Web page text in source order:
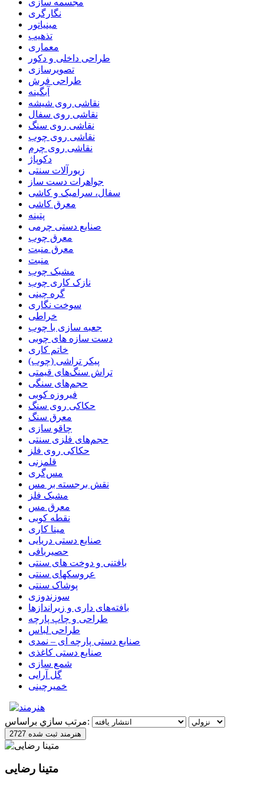
مجسمه سازی
نگارگری
مینیاتور
تذهیب
معماری
طراحی داخلی و دکور
تصویرسازی
طراحی فرش
آبگینه
نقاشی روی شیشه
نقاشی روی سفال
نقاشی روی سنگ
نقاشی روی چوب
نقاشی روی چرم
دکوپاژ
زیورآلات سنتی
جواهرات دست ساز
سفال، سرامیک و کاشی
معرق کاشی
پتینه
صنایع دستی چرمی
معرق چوب
معرق منبت
منبت
مشبک چوب
نازک کاری چوب
گره چینی
سوخت نگاری
خراطی
جعبه سازی با چوب
دست سازه های چوبی
خاتم کاری
پیکر تراشی (چوب)
تراش سنگ‌های قیمتی
حجم‌های سنگی
فیروزه کوبی
حکاکی روی سنگ
معرق سنگ
چاقو سازی
حجم‌های فلزی سنتی
حکاکی روی فلز
قلمزنی
مس‌گری
نقش برجسته بر مس
مشبک فلز
معرق مس
نقطه کوبی
مینا کاری
صنایع دستی دریایی
حصیربافی
بافتنی‌ و دوخت های سنتی
عروسکهای سنتی
پوشاک سنتی
سوزندوزی
بافته‌های داری و زیراندازها
طراحی و چاپ پارچه
طراحی لباس
صنایع دستی پارچه ای – نمدی
صنایع دستی کاغذی
شمع سازی
گل آرایی
خمیرچینی
مرتب سازي براساس:
2727 هنرمند ثبت شده
متینا رضایی